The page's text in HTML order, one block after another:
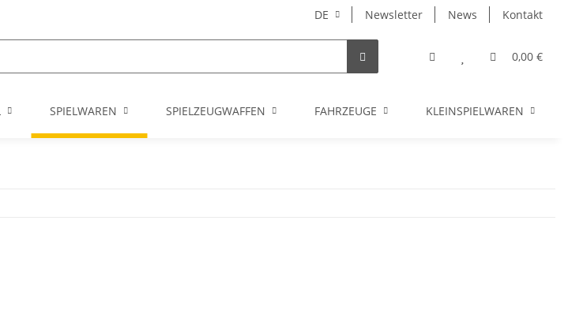
DE Newsletter News Kontakt
0,00 €
SPIELWAREN SPIELZEUGWAFFEN FAHRZEUGE KLEINSPIELWAREN